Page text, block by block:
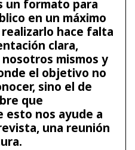
un formato para
en un máximo
hace falta
clara,
mismos y
el objetivo no
sino el de
que
esto nos ayude a
una reunión